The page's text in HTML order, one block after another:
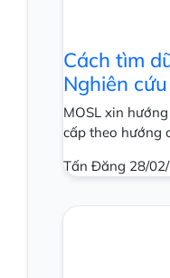
Cách tìm
Nghiên
MOSL xin
cấp theo hướng
Tấn Đăng 28/